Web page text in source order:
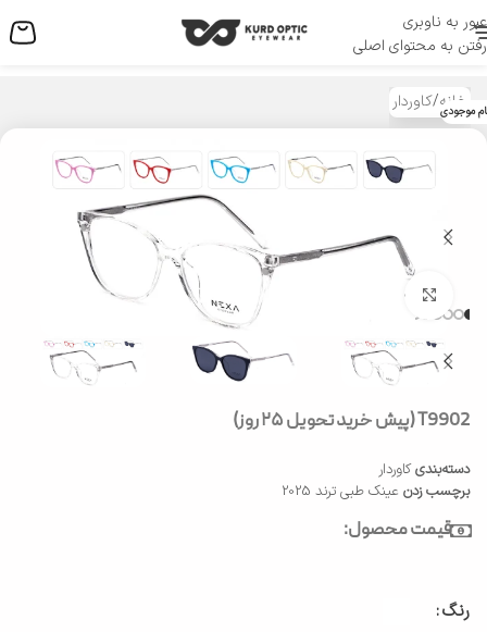
عبور به ناوبری
رفتن به محتوای اصلی
منو
خانه/کاوردار موجودی
بزرگنمایی تصویر
T9902 (پیش خرید تحویل ۲۵ روز)
دسته‌بندی کاوردار
برچسب زدن عینک طبی ترند 2025
قیمت محصول:
رنگ